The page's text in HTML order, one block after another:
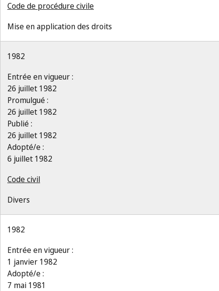
Code de procédure civile
Mise en application des droits
1982
Entrée en vigueur :
26 juillet 1982
Promulgué :
26 juillet 1982
Publié :
26 juillet 1982
Adopté/e :
6 juillet 1982
Code civil
Divers
1982
Entrée en vigueur :
1 janvier 1982
Adopté/e :
7 mai 1981